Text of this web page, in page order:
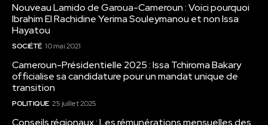
Nouveau Lamido de Garoua-Cameroun : Voici pourquoi
Ibrahim El Rachidine Yerima Souleymanou et non Issa
Hayatou
SOCIÉTÉ 10 mai 2021
Cameroun-Présidentielle 2025 : Issa Tchiroma Bakary
officialise sa candidature pour un mandat unique de
transition
POLITIQUE 25 juillet 2025
Conseils régionaux : Les rémunérations mensuelles des